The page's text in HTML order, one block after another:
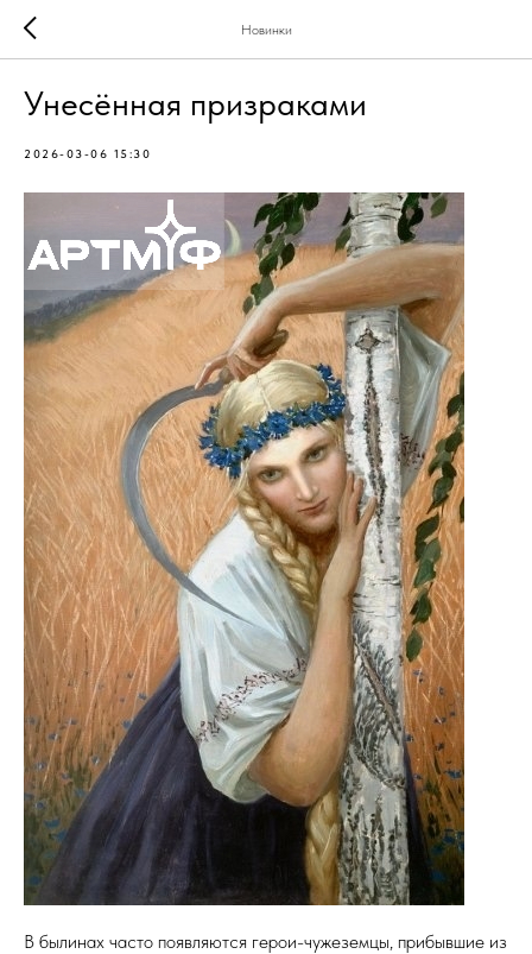
Новинки
Унесённая призраками
2026-03-06 15:30
В былинах часто появляются герои-чужеземцы, прибывшие из